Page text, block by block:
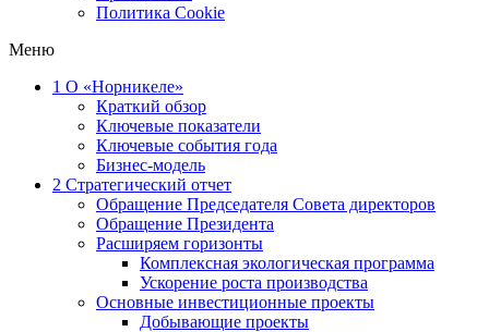
Политика Cookie
Меню
1 О «Норникеле»
Краткий обзор
Ключевые показатели
Ключевые события года
Бизнес-модель
2 Стратегический отчет
Обращение Председателя Совета директоров
Обращение Президента
Расширяем горизонты
Комплексная экологическая программа
Ускорение роста производства
Основные инвестиционные проекты
Добывающие проекты